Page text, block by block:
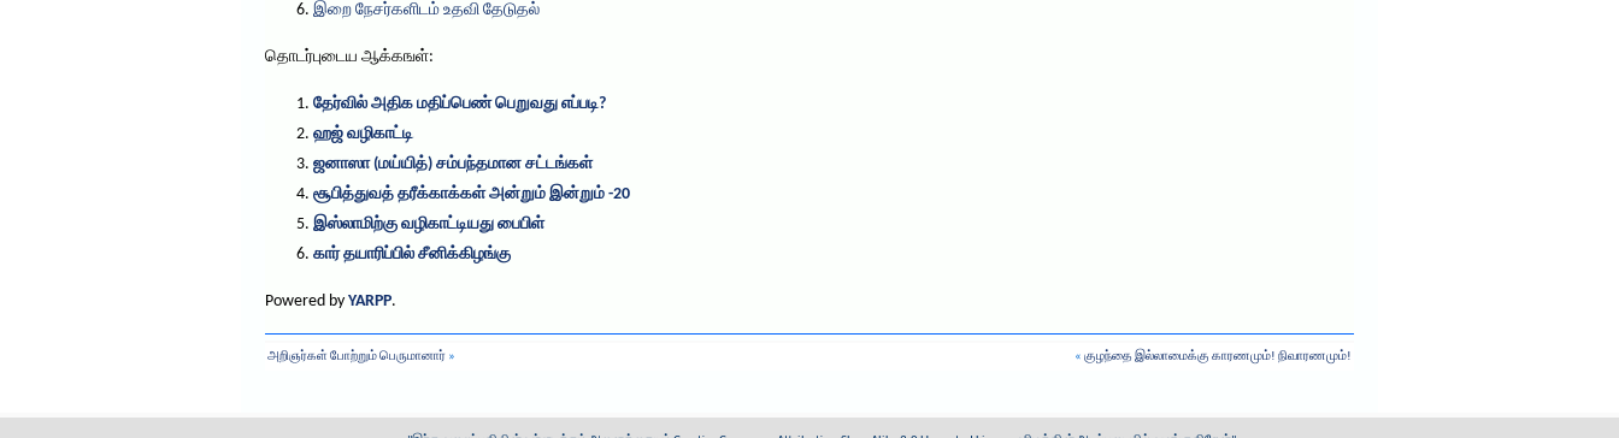
இறை நேசர்களிடம் உதவி தேடுதல்
தொடர்புடைய ஆக்கஙள்:
தேர்வில் அதிக மதிப்பெண் பெறுவது எப்படி?
ஹஜ் வழிகாட்டி
ஜனாஸா (மய்யித்) சம்பந்தமான சட்டங்கள்
சூபித்துவத் தரீக்காக்கள் அன்றும் இன்றும் -20
இஸ்லாமிற்கு வழிகாட்டியது பைபிள்
கார் தயாரிப்பில் சீனிக்கிழங்கு
Powered by YARPP.
அறிஞர்கள் போற்றும் பெருமானார் » « குழந்தை இல்லாமைக்கு காரணமும்! நிவாரணமும்!